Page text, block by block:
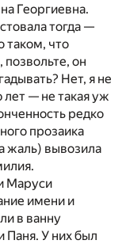
Георгиевна.
тогда —
таком, что
позвольте, он
Нет, я не
лет — не такая уж
редко
прозаика
жаль) вывозила
Маруси
имени и
в ванну
Паня. У них был